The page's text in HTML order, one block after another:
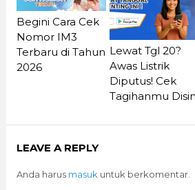
Begini Cara Cek
Nomor IM3
Terbaru di Tahun
2026
Lewat Tgl 20?
Awas Listrik
Diputus! Cek
Tagihanmu
LEAVE A REPLY
Anda harus masuk untuk berkomentar.